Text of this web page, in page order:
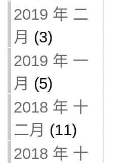
2019 年 二
月 (3)
2019 年 一
月 (5)
2018 年 十
二月 (11)
2018 年 十